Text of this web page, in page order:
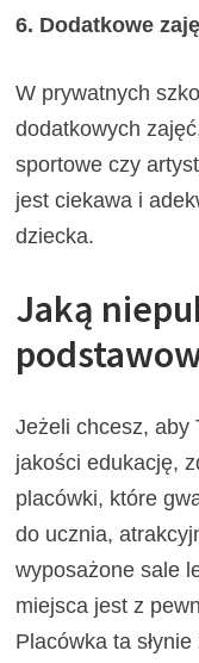
6. Dodatkowe
W prywatnych
dodatkowych
sportowe czy
jest ciekawa i
dziecka.
Jaką
Jeżeli chcesz, aby
jakości edukację,
placówki, które
do ucznia,
wyposażone sale
miejsca jest z
Placówka ta słynie